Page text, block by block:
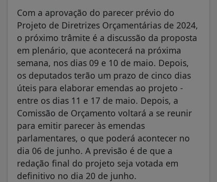
Com a aprovação do parecer prévio do
Projeto de Diretrizes Orçamentárias de 2024,
o próximo trâmite é a discussão da proposta
em plenário, que acontecerá na próxima
semana, nos dias 09 e 10 de maio. Depois,
os deputados terão um prazo de cinco dias
úteis para elaborar emendas ao projeto -
entre os dias 11 e 17 de maio. Depois, a
Comissão de Orçamento voltará a se reunir
para emitir parecer às emendas
parlamentares, o que poderá acontecer no
dia 06 de junho. A previsão é de que a
redação final do projeto seja votada em
definitivo no dia 20 de junho.